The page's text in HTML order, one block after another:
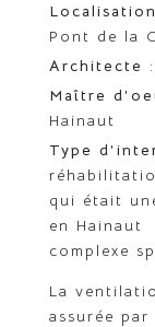
Localisation
Pont de la
Architecte
Maître
Hainaut
Type
qui était
en Hainaut
complexe
La
assurée